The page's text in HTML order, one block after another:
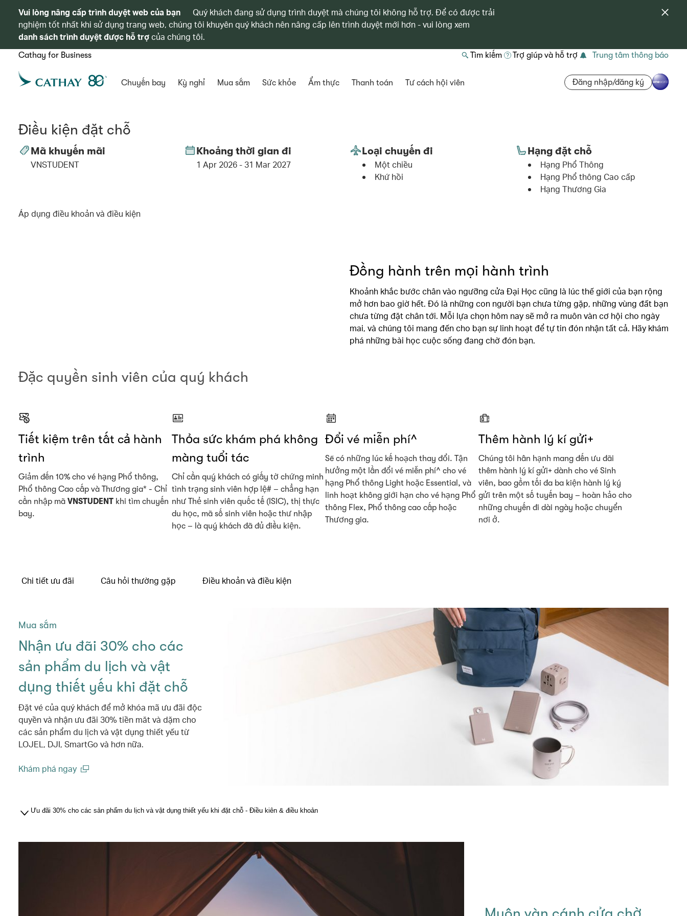
Vui lòng nâng cấp trình duyệt web của bạn
Quý khách đang sử dụng trình duyệt mà chúng tôi không hỗ trợ. Để có được trải
nghiệm tốt nhất khi sử dụng trang web, chúng tôi khuyên quý khách nên nâng cấp lên trình duyệt mới hơn - vui lòng xem
danh sách trình duyệt được hỗ trợcủa chúng tôi.
Cathay for Business Tìm kiếm Trợ giúp và hỗ trợ Trung tâm thông báo
Chuyến bay Kỳ nghỉ Mua sắm Sức khỏe Ẩm thực Thanh toán Tư cách hội viên Đăng nhập/đăng ký
Điều kiện đặt chỗ
Mã khuyến mãi
VNSTUDENT
Khoảng thời gian đi
1 Apr 2026 - 31 Mar 2027
Loại chuyến đi
Một chiều
Khứ hồi
Hạng đặt chỗ
Hạng Phổ Thông
Hạng Phổ thông Cao cấp
Hạng Thương Gia
Áp dụng điều khoản và điều kiện
Đồng hành trên mọi hành trình
Khoảnh khắc bước chân vào ngưỡng cửa Đại Học cũng là lúc thế giới của bạn rộng
mở hơn bao giờ hết. Đó là những con người bạn chưa từng gặp, những vùng đất bạn
chưa từng đặt chân tới. Mỗi lựa chọn hôm nay sẽ mở ra muôn vàn cơ hội cho ngày
mai, và chúng tôi mang đến cho bạn sự linh hoạt để tự tin đón nhận tất cả. Hãy khám
phá những bài học cuộc sống đang chờ đón bạn.
Đặc quyền sinh viên của quý khách
Tiết kiệm trên tất cả hành
trình
Giảm đến 10% cho vé hạng Phổ thông,
Phổ thông Cao cấp và Thương gia* - Chỉ
cần nhập mã VNSTUDENT khi tìm chuyến
bay.
Thỏa sức khám phá không
màng tuổi tác
Chỉ cần quý khách có giấy tờ chứng minh
tình trạng sinh viên hợp lệ# – chẳng hạn
như Thẻ sinh viên quốc tế (ISIC), thị thực
du học, mã số sinh viên hoặc thư nhập
học – là quý khách đã đủ điều kiện.
Đổi vé miễn phí^
Sẽ có những lúc kế hoạch thay đổi. Tận
hưởng một lần đổi vé miễn phí^ cho vé
hạng Phổ thông Light hoặc Essential, và
linh hoạt không giới hạn cho vé hạng Phổ
thông Flex, Phổ thông cao cấp hoặc
Thương gia.
Thêm hành lý kí gửi+
Chúng tôi hân hạnh mang đến ưu đãi
thêm hành lý kí gửi+ dành cho vé Sinh
viên, bao gồm tối đa ba kiện hành lý ký
gửi trên một số tuyến bay – hoàn hảo cho
những chuyến đi dài ngày hoặc chuyển
nơi ở.
Chi tiết ưu đãi Câu hỏi thường gặp Điều khoản và điều kiện
Mua sắm
Nhận ưu đãi 30% cho các
sản phẩm du lịch và vật
dụng thiết yếu khi đặt chỗ
Đặt vé của quý khách để mở khóa mã ưu đãi độc
quyền và nhận ưu đãi 30% tiền măt và dặm cho
các sản phẩm du lịch và vật dụng thiết yếu từ
LOJEL, DJI, SmartGo và hơn nữa.
Khám phá ngay
Ưu đãi 30% cho các sản phẩm du lịch và vật dụng thiết yếu khi đặt chỗ - Điều kiên & điều khoản